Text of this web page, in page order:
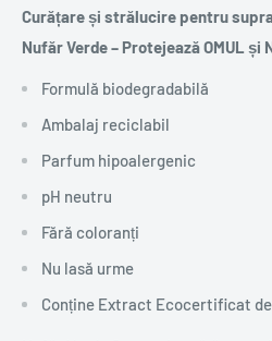
Curățare și strălucire pentru
Nufăr Verde – Protejează OMUL și
Formulă biodegradabilă
Ambalaj reciclabil
Parfum hipoalergenic
pH neutru
Fără coloranți
Nu lasă urme
Conține Extract Ecocertificat